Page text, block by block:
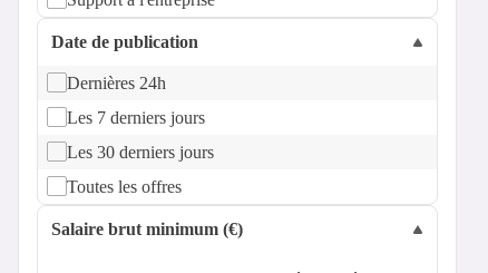
Date de publication
Dernières 24h
Les 7 derniers jours
Les 30 derniers jours
Toutes les offres
Salaire brut minimum (€)